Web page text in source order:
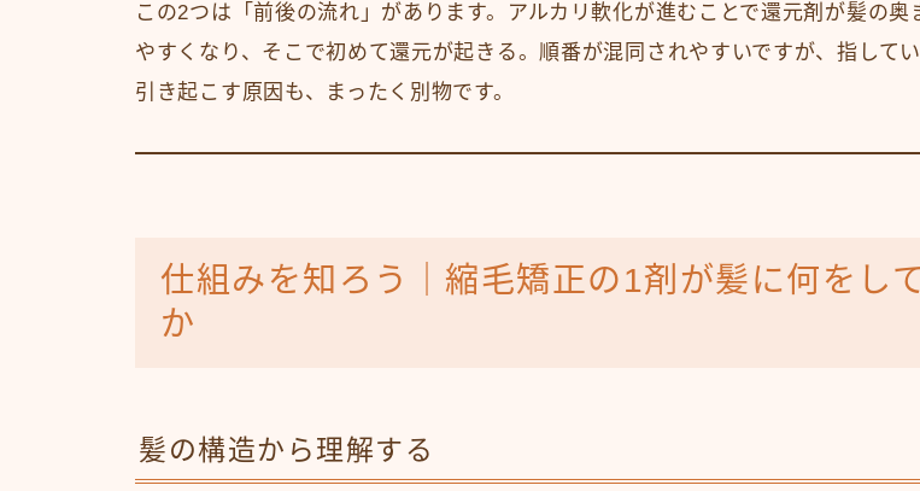
この2つは「前後の流れ」があります。アルカリ軟化が進むことで還元剤が髪の奥
やすくなり、そこで初めて還元が起きる。順番が混同されやすいですが、指してい
引き起こす原因も、まったく別物です。
仕組みを知ろう｜縮毛矯正の1剤が髪に何をし
か
髪の構造から理解する